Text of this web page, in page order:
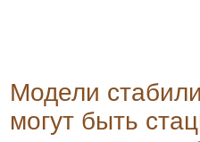
Модели
могут быть